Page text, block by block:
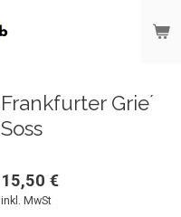
Frankfurter Grie´
Soss
15,50 €
inkl. MwSt